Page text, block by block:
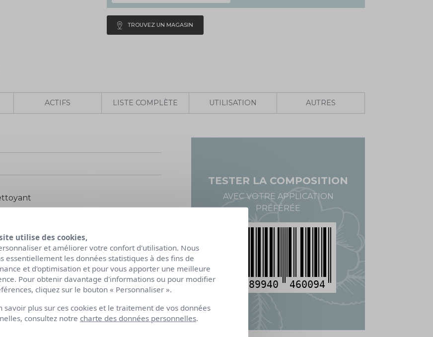
TROUVEZ UN MAGASIN
ACTIFS LISTE COMPLÈTE UTILISATION AUTRES
ORGANIC - Cosmecert
TESTER LA COMPOSITION
AVEC VOTRE APPLICATION
PRÉFÉRÉE
489940 460094
utilise des cookies,
et améliorer votre confort d'utilisation. Nous
essentiellement les données statistiques à des fins de
et d'optimisation et pour vous apporter une meilleure
Pour obtenir davantage d'informations ou pour modifier
cliquez sur le bouton « Personnaliser ».
savoir plus sur ces cookies et le traitement de vos données
consultez notre charte des données personnelles.